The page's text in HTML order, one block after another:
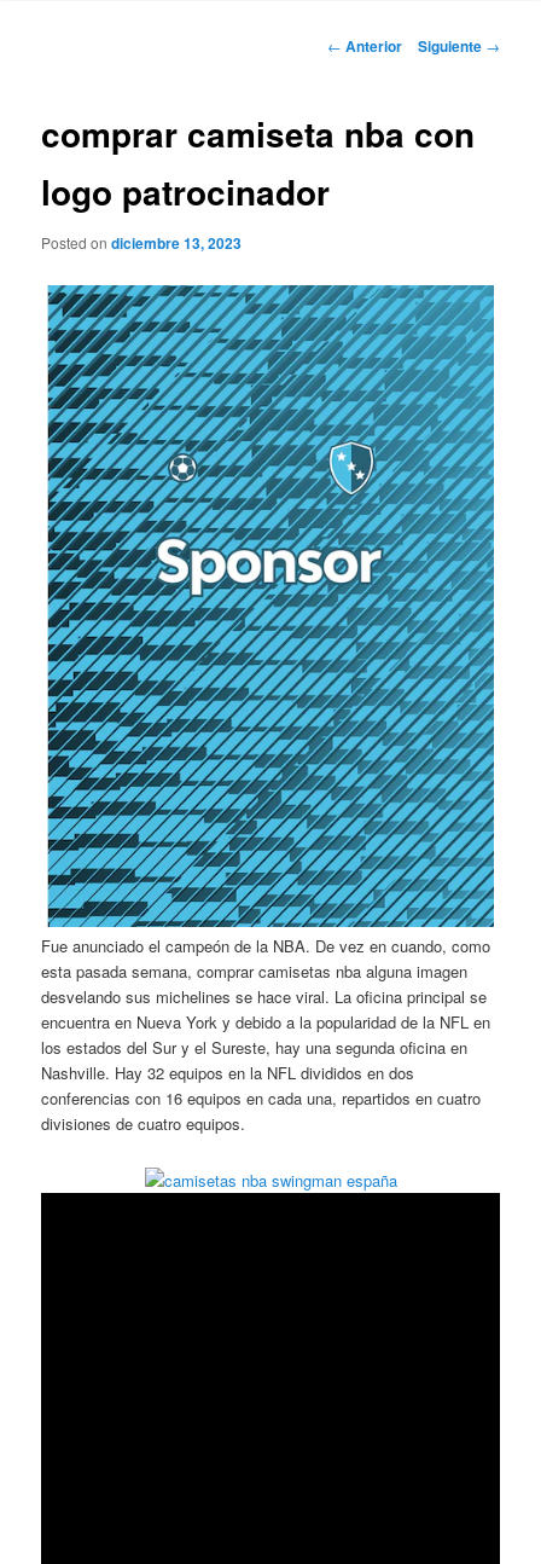
Navegación
← Anterior Siguiente →
comprar camiseta nba con
logo patrocinador
Posted ondiciembre 13, 2023
Fue anunciado el campeón de la NBA. De vez en cuando, como
esta pasada semana, comprar camisetas nba alguna imagen
desvelando sus michelines se hace viral. La oficina principal se
encuentra en Nueva York y debido a la popularidad de la NFL en
los estados del Sur y el Sureste, hay una segunda oficina en
Nashville. Hay 32 equipos en la NFL divididos en dos
conferencias con 16 equipos en cada una, repartidos en cuatro
divisiones de cuatro equipos.